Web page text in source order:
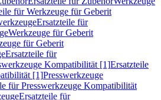
für Werkzeuge für Geberit
Ersatzteile für
Werkzeuge für Geberit
für Geberit
Ersatzteile für
Kompatibilität [1]Ersatzteile
[1]Presswerkzeuge
für Presswerkzeuge Kompatibilität
Ersatzteile für